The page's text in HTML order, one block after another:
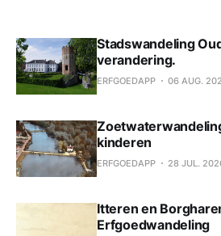
Stadswandeling
verandering.
ERFGOEDAPP 06 AUG.
kinderen
ERFGOEDAPP 28 JUL.
Itteren en
Erfgoedwandeling